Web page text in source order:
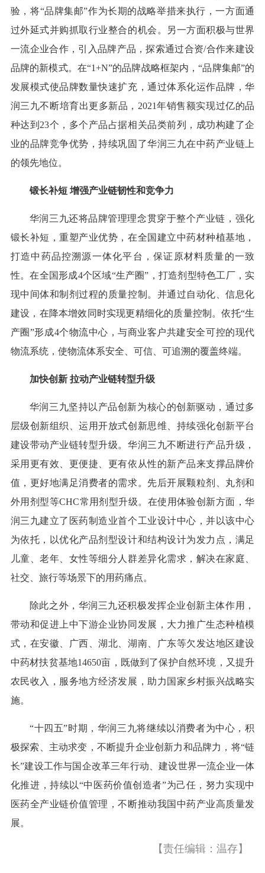
验，将“品牌集邮”作为长期的战略举措来执行，一方面通
过外延式并购抓取行业整合的机会。另一方面积极与世界
一流企业合作，引入品牌产品，探索通过合资/合作来建设
品牌的新模式。在“1+N”的品牌战略框架内，“品牌集邮”的
发展模式使品牌数量快速扩充，通过体系化运作品牌，华
润三九不断培育出更多新品，2021年销售额实现过亿的品
种达到23个，多个产品占据相关品类前列，成功构建了企
业的品牌竞争优势，持续巩固了华润三九在中药产业链上
的领先地位。
锻长补短 增强产业链韧性和竞争力
华润三九还将品牌管理理念贯穿于整个产业链，强化
锻长补短，重塑产业优势，在全国建立中药材种植基地，
打造中药品控溯源一体化平台，保证原材料质量的一致
性。在全国形成4个区域“生产圈”，打造剂型特色工厂，实
现中间体和制剂过程的质量控制。并通过自动化、信息化
建设，在降本增效同时实现更精细化的质量控制。依托“生
产圈”形成4个物流中心，与商业客户共建安全可控的现代
物流系统，使物流体系安全、可信、可追溯的覆盖终端。
加快创新 拉动产业链转型升级
华润三九坚持以产品创新为核心的创新驱动，通过多
层级创新组织、运用开放式创新思维、持续强化创新平台
建设带动产业链转型升级。华润三九不断进行产品升级，
采用更有效、更便捷、更有依从性的新产品来支撑品牌价
值，更好地满足消费者的需求。先后开展颗粒剂、丸剂和
外用剂型等CHC常用剂型升级。在使用体验创新方面，华
润三九建立了医药制造业首个工业设计中心，并以该中心
为依托，以优化产品剂型设计和结构设计为发力点，满足
儿童、老年、女性等细分人群差异化需求，解决在家庭、
社交、旅行等场景下的用药痛点。
除此之外，华润三九还积极发挥企业创新主体作用，
带动和促进上中下游企业协同发展，大力推广生态种植模
式，在安徽、广西、湖北、湖南、广东等欠发达地区建设
中药材扶贫基地14650亩，既做到了保护自然环境，又提升
农民收入，服务地方经济发展，助力国家乡村振兴战略实
施。
“十四五”时期，华润三九将继续以消费者为中心，积
极探索、主动求变，不断提升企业创新力和品牌力，将“链
长”建设工作与国企改革三年行动、建设世界一流企业一体
化推进，持续以“中医药价值创造者”为己任，努力实现中
医药全产业链价值管理，不断推动我国中药产业高质量发
展。
【责任编辑：温存】